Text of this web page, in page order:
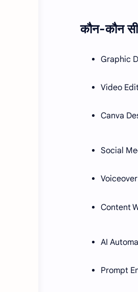
कौन-कौन
Graphic
Video
Canva
Social
Voiceover
Content
AI
Prompt